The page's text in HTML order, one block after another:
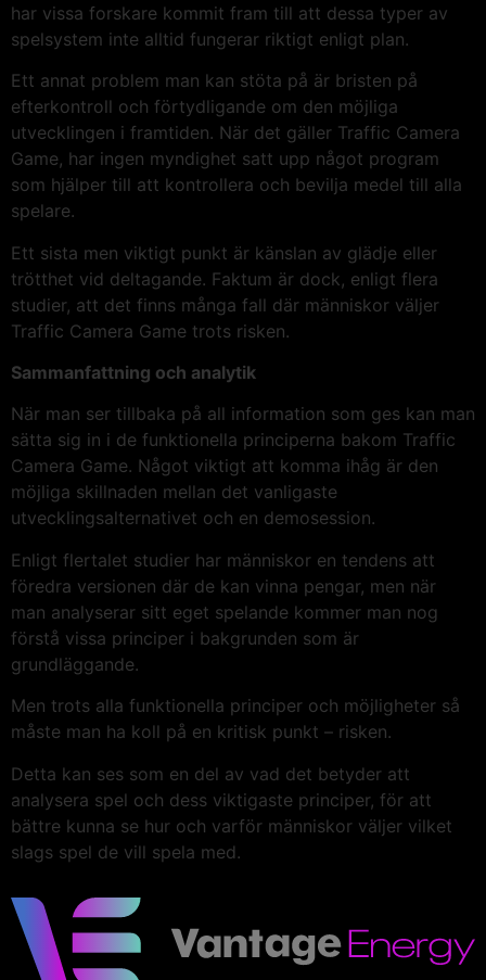
har vissa forskare kommit fram till att dessa typer av
spelsystem inte alltid fungerar riktigt enligt plan.
Ett annat problem man kan stöta på är bristen på
efterkontroll och förtydligande om den möjliga
utvecklingen i framtiden. När det gäller Traffic Camera
Game, har ingen myndighet satt upp något program
som hjälper till att kontrollera och bevilja medel till alla
spelare.
Ett sista men viktigt punkt är känslan av glädje eller
trötthet vid deltagande. Faktum är dock, enligt flera
studier, att det finns många fall där människor väljer
Traffic Camera Game trots risken.
Sammanfattning och analytik
När man ser tillbaka på all information som ges kan man
sätta sig in i de funktionella principerna bakom Traffic
Camera Game. Något viktigt att komma ihåg är den
möjliga skillnaden mellan det vanligaste
utvecklingsalternativet och en demosession.
Enligt flertalet studier har människor en tendens att
föredra versionen där de kan vinna pengar, men när
man analyserar sitt eget spelande kommer man nog
förstå vissa principer i bakgrunden som är
grundläggande.
Men trots alla funktionella principer och möjligheter så
måste man ha koll på en kritisk punkt – risken.
Detta kan ses som en del av vad det betyder att
analysera spel och dess viktigaste principer, för att
bättre kunna se hur och varför människor väljer vilket
slags spel de vill spela med.